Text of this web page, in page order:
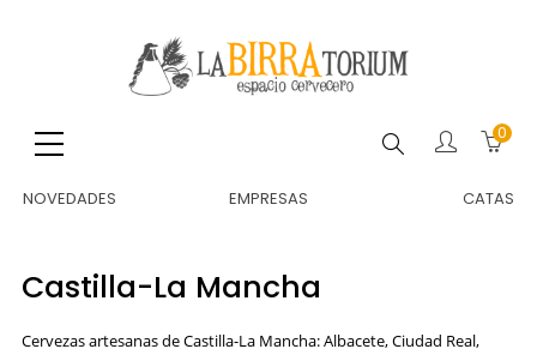
Buscar 0
NOVEDADES EMPRESAS CATAS
Castilla-La Mancha
Cervezas artesanas de Castilla-La Mancha: Albacete, Ciudad Real,